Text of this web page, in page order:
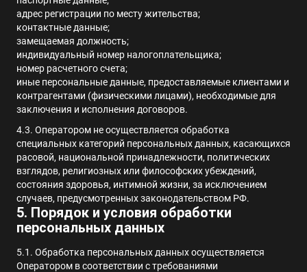
адрес регистрации по месту жительства;
контактные данные;
замещаемая должность;
индивидуальный номер налогоплательщика;
номер расчетного счета;
иные персональные данные, предоставляемые клиентами и
контрагентами (физическими лицами), необходимые для
заключения и исполнения договоров.
4.3. Оператором не осуществляется обработка
специальных категорий персональных данных, касающихся
расовой, национальной принадлежности, политических
взглядов, религиозных или философских убеждений,
состояния здоровья, интимной жизни, за исключением
случаев, предусмотренных законодательством РФ.
5. Порядок и условия обработки
персональных данных
5.1. Обработка персональных данных осуществляется
Оператором в соответствии с требованиями